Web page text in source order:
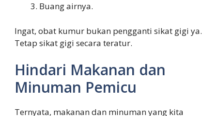
Buang airnya.
Ingat, obat kumur bukan pengganti sikat gigi ya.
Tetap sikat gigi secara teratur.
Hindari Makanan dan
Minuman Pemicu
Ternyata, makanan dan minuman yang kita